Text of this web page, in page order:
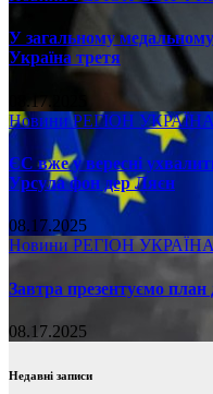
У загальному медальному
Україна третя
08.17.2025
НовиниРЕГІОН УКРАЇНА
ЄС вже у вересні
Урсула фон дер Ляєн
08.17.2025
Новини РЕГІОН УКРАЇНА
Завтра презентуємо
08.17.2025
Недавні записи